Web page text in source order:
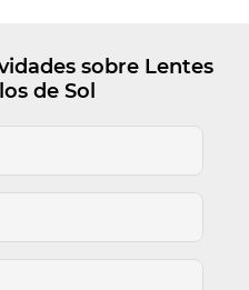
sobre Lentes
de Sol